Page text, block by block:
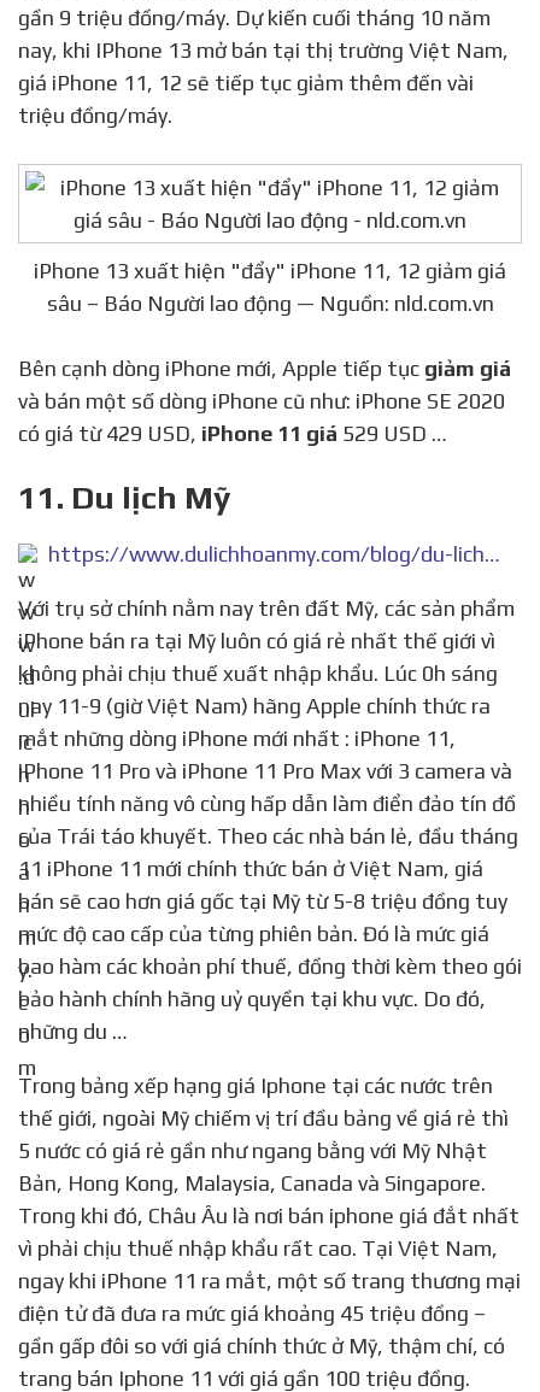
gần 9 triệu đồng/máy. Dự kiến cuối tháng 10 năm
nay, khi IPhone 13 mở bán tại thị trường Việt Nam,
giá iPhone 11, 12 sẽ tiếp tục giảm thêm đến vài
triệu đồng/máy.
iPhone 13 xuất hiện "đẩy" iPhone 11, 12 giảm giá
sâu – Báo Người lao động — Nguồn: nld.com.vn
Bên cạnh dòng iPhone mới, Apple tiếp tục giảm giá
và bán một số dòng iPhone cũ như: iPhone SE 2020
có giá từ 429 USD, iPhone 11 giá 529 USD …
11. Du lịch Mỹ
https://www.dulichhoanmy.com/blog/du-lich-my-iphone-11-som-nhat-gia-thap-nhat-the-gioi
Với trụ sở chính nằm nay trên đất Mỹ, các sản phẩm
iPhone bán ra tại Mỹ luôn có giá rẻ nhất thế giới vì
không phải chịu thuế xuất nhập khẩu. Lúc 0h sáng
nay 11-9 (giờ Việt Nam) hãng Apple chính thức ra
mắt những dòng iPhone mới nhất : iPhone 11,
iPhone 11 Pro và iPhone 11 Pro Max với 3 camera và
nhiều tính năng vô cùng hấp dẫn làm điển đảo tín đồ
của Trái táo khuyết. Theo các nhà bán lẻ, đầu tháng
11 iPhone 11 mới chính thức bán ở Việt Nam, giá
bán sẽ cao hơn giá gốc tại Mỹ từ 5-8 triệu đồng tuy
mức độ cao cấp của từng phiên bản. Đó là mức giá
bao hàm các khoản phí thuế, đồng thời kèm theo gói
bảo hành chính hãng uỷ quyền tại khu vực. Do đó,
những du …
Trong bảng xếp hạng giá Iphone tại các nước trên
thế giới, ngoài Mỹ chiếm vị trí đầu bảng về giá rẻ thì
5 nước có giá rẻ gần như ngang bằng với Mỹ Nhật
Bản, Hong Kong, Malaysia, Canada và Singapore.
Trong khi đó, Châu Âu là nơi bán iphone giá đắt nhất
vì phải chịu thuế nhập khẩu rất cao. Tại Việt Nam,
ngay khi iPhone 11 ra mắt, một số trang thương mại
điện tử đã đưa ra mức giá khoảng 45 triệu đồng –
gần gấp đôi so với giá chính thức ở Mỹ, thậm chí, có
trang bán Iphone 11 với giá gần 100 triệu đồng.